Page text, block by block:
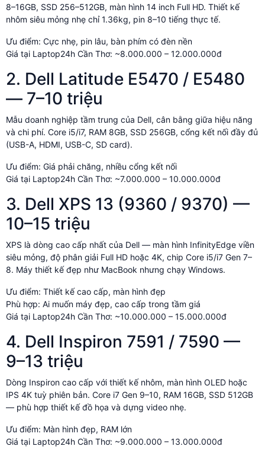
8–16GB, SSD 256–512GB, màn hình 14 inch Full HD. Thiết kế
nhôm siêu mỏng nhẹ chỉ 1.36kg, pin 8–10 tiếng thực tế.
Ưu điểm: Cực nhẹ, pin lâu, bàn phím có đèn nền
Giá tại Laptop24h Cần Thơ: ~8.000.000 – 12.000.000đ
2. Dell Latitude E5470 / E5480
— 7–10 triệu
Mẫu doanh nghiệp tầm trung của Dell, cân bằng giữa hiệu năng
và chi phí. Core i5/i7, RAM 8GB, SSD 256GB, cổng kết nối đầy đủ
(USB-A, HDMI, USB-C, SD card).
Ưu điểm: Giá phải chăng, nhiều cổng kết nối
Giá tại Laptop24h Cần Thơ: ~7.000.000 – 10.000.000đ
3. Dell XPS 13 (9360 / 9370) —
10–15 triệu
XPS là dòng cao cấp nhất của Dell — màn hình InfinityEdge viền
siêu mỏng, độ phân giải Full HD hoặc 4K, chip Core i5/i7 Gen 7–
8. Máy thiết kế đẹp như MacBook nhưng chạy Windows.
Ưu điểm: Thiết kế cao cấp, màn hình đẹp
Phù hợp: Ai muốn máy đẹp, cao cấp trong tầm giá
Giá tại Laptop24h Cần Thơ: ~10.000.000 – 15.000.000đ
4. Dell Inspiron 7591 / 7590 —
9–13 triệu
Dòng Inspiron cao cấp với thiết kế nhôm, màn hình OLED hoặc
IPS 4K tuỳ phiên bản. Core i7 Gen 9–10, RAM 16GB, SSD 512GB
— phù hợp thiết kế đồ họa và dựng video nhẹ.
Ưu điểm: Màn hình đẹp, RAM lớn
Giá tại Laptop24h Cần Thơ: ~9.000.000 – 13.000.000đ